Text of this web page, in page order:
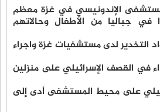
الإندونيسي في غزة معظم
في جباليا من الأطفال وحالاتهم
95% من مواد التخدير لدى مستشفيات غزة واجراء
في القصف الإسرائيلي على منزلين
على محيط المستشفى أدى إلى